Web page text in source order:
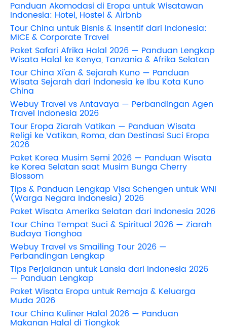
Panduan Akomodasi di Eropa untuk Wisatawan
Indonesia: Hotel, Hostel & Airbnb
Tour China untuk Bisnis & Insentif dari Indonesia:
MICE & Corporate Travel
Paket Safari Afrika Halal 2026 — Panduan Lengkap
Wisata Halal ke Kenya, Tanzania & Afrika Selatan
Tour China Xi'an & Sejarah Kuno — Panduan
Wisata Sejarah dari Indonesia ke Ibu Kota Kuno
China
Webuy Travel vs Antavaya — Perbandingan Agen
Travel Indonesia 2026
Tour Eropa Ziarah Vatikan — Panduan Wisata
Religi ke Vatikan, Roma, dan Destinasi Suci Eropa
2026
Paket Korea Musim Semi 2026 — Panduan Wisata
ke Korea Selatan saat Musim Bunga Cherry
Blossom
Tips & Panduan Lengkap Visa Schengen untuk WNI
(Warga Negara Indonesia) 2026
Paket Wisata Amerika Selatan dari Indonesia 2026
Tour China Tempat Suci & Spiritual 2026 — Ziarah
Budaya Tionghoa
Webuy Travel vs Smailing Tour 2026 —
Perbandingan Lengkap
Tips Perjalanan untuk Lansia dari Indonesia 2026
— Panduan Lengkap
Paket Wisata Eropa untuk Remaja & Keluarga
Muda 2026
Tour China Kuliner Halal 2026 — Panduan
Makanan Halal di Tiongkok